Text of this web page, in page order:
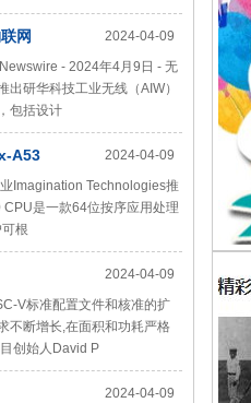
2024-04-09
网
- 2024年4月9日 - 无
研华科技工业无线（AIW）
包括设计
2024-04-09
A53
Imagination Technologies推
是一款64位按序应用处理
根
2024-04-09
V标准配置文件和核准的扩
不断增长,在面积和功耗严格
创始人David P
2024-04-09